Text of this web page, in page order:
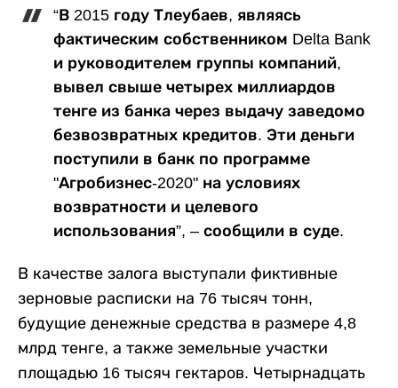
“В 2015 году Тлеубаев, являясь
фактическим собственником Delta Bank
и руководителем группы компаний,
вывел свыше четырех миллиардов
тенге из банка через выдачу заведомо
безвозвратных кредитов. Эти деньги
поступили в банк по программе
"Агробизнес-2020" на условиях
возвратности и целевого
использования”, – сообщили в суде.
В качестве залога выступали фиктивные
зерновые расписки на 76 тысяч тонн,
будущие денежные средства в размере 4,8
млрд тенге, а также земельные участки
площадью 16 тысяч гектаров. Четырнадцать